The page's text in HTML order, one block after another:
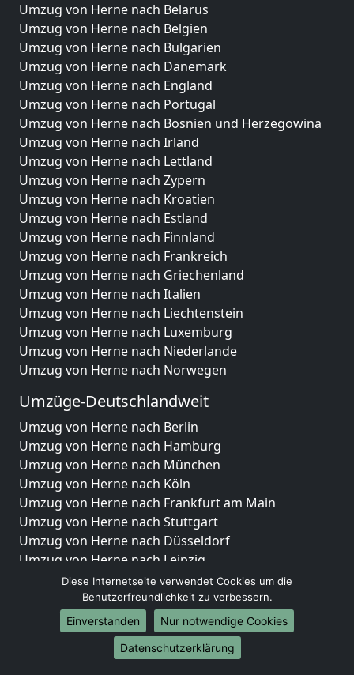
Umzug von Herne nach Belarus
Umzug von Herne nach Belgien
Umzug von Herne nach Bulgarien
Umzug von Herne nach Dänemark
Umzug von Herne nach England
Umzug von Herne nach Portugal
Umzug von Herne nach Bosnien und Herzegowina
Umzug von Herne nach Irland
Umzug von Herne nach Lettland
Umzug von Herne nach Zypern
Umzug von Herne nach Kroatien
Umzug von Herne nach Estland
Umzug von Herne nach Finnland
Umzug von Herne nach Frankreich
Umzug von Herne nach Griechenland
Umzug von Herne nach Italien
Umzug von Herne nach Liechtenstein
Umzug von Herne nach Luxemburg
Umzug von Herne nach Niederlande
Umzug von Herne nach Norwegen
Umzüge-Deutschlandweit
Umzug von Herne nach Berlin
Umzug von Herne nach Hamburg
Umzug von Herne nach München
Umzug von Herne nach Köln
Umzug von Herne nach Frankfurt am Main
Umzug von Herne nach Stuttgart
Umzug von Herne nach Düsseldorf
Umzug von Herne nach Leipzig
Umzug von Herne nach Dortmund
Umzug von Herne nach Essen
Umzug von Herne nach Bremen
Umzug von Herne nach Dresden
Umzug von Herne nach Hannover
Diese Internetseite verwendet Cookies um die
Benutzerfreundlichkeit zu verbessern.
Einverstanden
Nur notwendige Cookies
Datenschutzerklärung